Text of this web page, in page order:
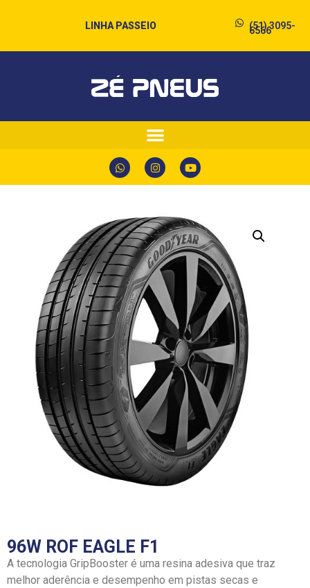
LINHA PASSEIO (51) 3095-
6566
96W ROF EAGLE F1
A tecnologia GripBooster é uma resina adesiva que traz
melhor aderência e desempenho em pistas secas e